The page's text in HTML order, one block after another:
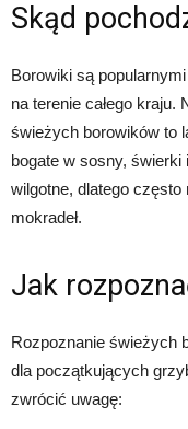
Skąd
Borowiki są
na terenie całego kraju.
świeżych borowików to
bogate w sosny, świerki
wilgotne, dlatego
mokradeł.
Jak
Rozpoznanie świeżych
dla początkujących
zwrócić uwagę: